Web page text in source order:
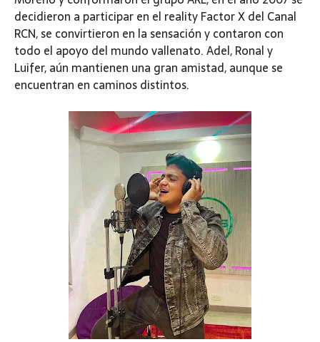
decidieron a participar en el reality Factor X del Canal
RCN, se convirtieron en la sensación y contaron con
todo el apoyo del mundo vallenato. Adel, Ronal y
Luifer, aún mantienen una gran amistad, aunque se
encuentran en caminos distintos.